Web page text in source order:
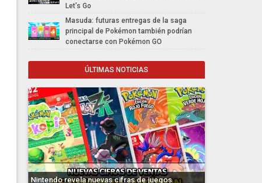
Let’s Go
Masuda: futuras entregas de la saga
principal de Pokémon también podrían
conectarse con Pokémon GO
ÚLTIMAS NOTICIAS
Nintendo revela nuevas cifras de juegos